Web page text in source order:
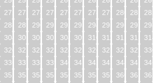
272
273 274 275 276 277 278 279 280 281 282
288
289 290 291 292 293 294 295 296 297 298
304
305 306 307 308 309 310 311 312 313 314
320
321 322 323 324 325 326 327 328 329 330
336
337 338 339 340 341 342 343 344 345 346
352
353 354 355 356 357 358 359 360 361 362